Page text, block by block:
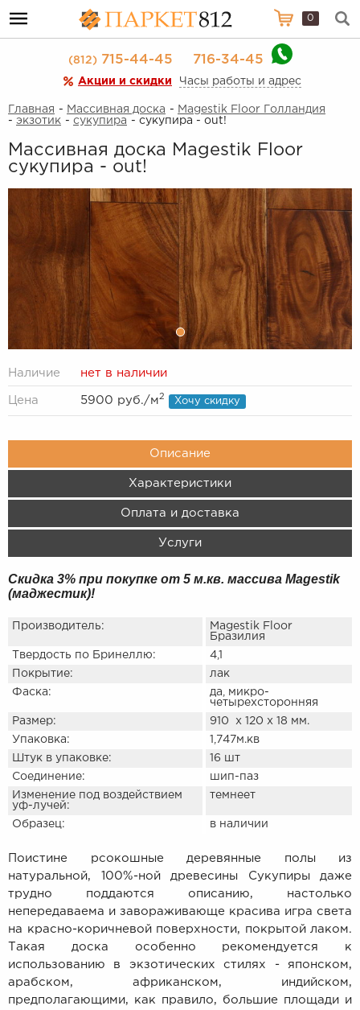
0
(812)715-44-45 716-34-45
Акции и скидки Часы работы и адрес
Главная - Массивная доска - Magestik Floor Голландия
- экзотик - сукупира - сукупира - out!
Массивная доска Magestik Floor
сукупира - out!
Наличие нет в наличии
Цена 5900 руб./м2 Хочу скидку
Описание
Характеристики
Оплата и доставка
Услуги
Скидка 3% при покупке от 5 м.кв. массива Magestik
(маджестик)!
Производитель:
Magestik Floor
Бразилия
Твердость по Бринеллю:
4,1
Покрытие:
лак
Фаска:
да, микро-
четырехсторонняя
Размер:
910 х 120 х 18 мм.
Упаковка:
1,747м.кв
Штук в упаковке:
16 шт
Соединение:
шип-паз
Изменение под воздействием
уф-лучей:
темнеет
Образец: в наличии
Поистине рсокошные деревянные полы из
натуральной, 100%-ной древесины Сукупиры даже
трудно поддаются описанию, настолько
непередаваема и завораживающе красива игра света
на красно-коричневой поверхности, покрытой лаком.
Такая доска особенно рекомендуется к
использованию в экзотических стилях - японском,
арабском, африканском, индийском,
предполагающими, как правило, большие площади и